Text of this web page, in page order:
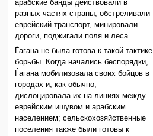
арабские банды действовали в
разных частях страны, обстреливали
еврейский транспорт, минировали
дороги, поджигали поля и леса.
Ѓагана не была готова к такой тактике
борьбы. Когда начались беспорядки,
Ѓагана мобилизовала своих бойцов в
городах и, как обычно,
дислоцировала их на линиях между
еврейским ишувом и арабским
населением; сельскохозяйственные
поселения также были готовы к